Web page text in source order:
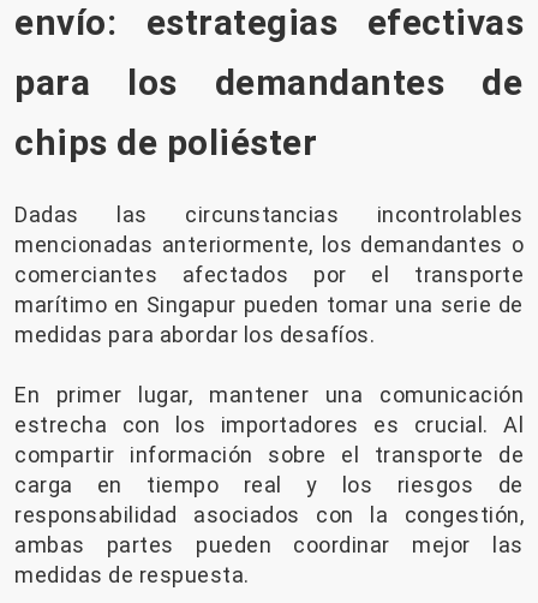
envío: estrategias efectivas
para los demandantes de
chips de poliéster
Dadas las circunstancias incontrolables
mencionadas anteriormente, los demandantes o
comerciantes afectados por el transporte
marítimo en Singapur pueden tomar una serie de
medidas para abordar los desafíos.
En primer lugar, mantener una comunicación
estrecha con los importadores es crucial. Al
compartir información sobre el transporte de
carga en tiempo real y los riesgos de
responsabilidad asociados con la congestión,
ambas partes pueden coordinar mejor las
medidas de respuesta.